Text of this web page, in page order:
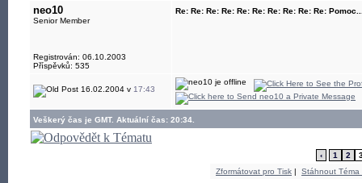
neo10
Senior Member
Registrován: 06.10.2003
Příspěvků: 535
Re: Re: Re: Re: Re: Re: Re: Re: Re: Re:
16.02.2004 v 17:43
Veškerý čas je GMT. Aktuální čas: 20:34.
‹ 1 2
Zformátovat pro Tisk | Stáhnout Téma